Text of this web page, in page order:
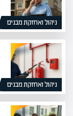
ניהול ואחזקת מבנים
ניהול ואחזקת מבנים